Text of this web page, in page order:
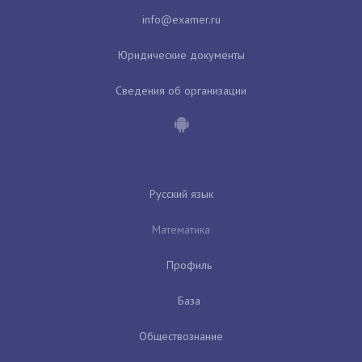
Юридические документы
Сведения об организации
Русский язык
Математика
Профиль
База
Обществознание